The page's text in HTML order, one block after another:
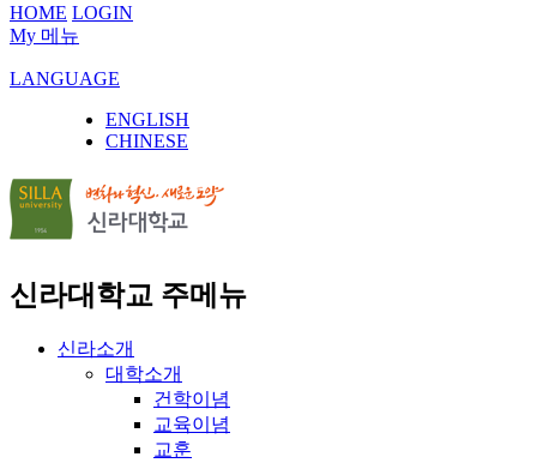
HOME LOGIN
My 메뉴
LANGUAGE
ENGLISH
CHINESE
신라대학교 주메뉴
신라소개
대학소개
건학이념
교육이념
교훈